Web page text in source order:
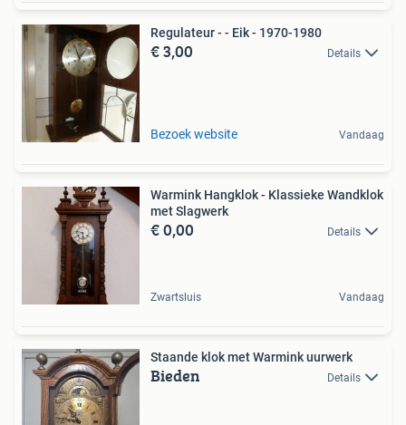
Regulateur - - Eik - 1970-1980
€ 3,00 Details
Bezoek website Vandaag
Warmink Hangklok - Klassieke Wandklok
met Slagwerk
€ 0,00 Details
Zwartsluis Vandaag
Staande klok met Warmink uurwerk
Bieden Details